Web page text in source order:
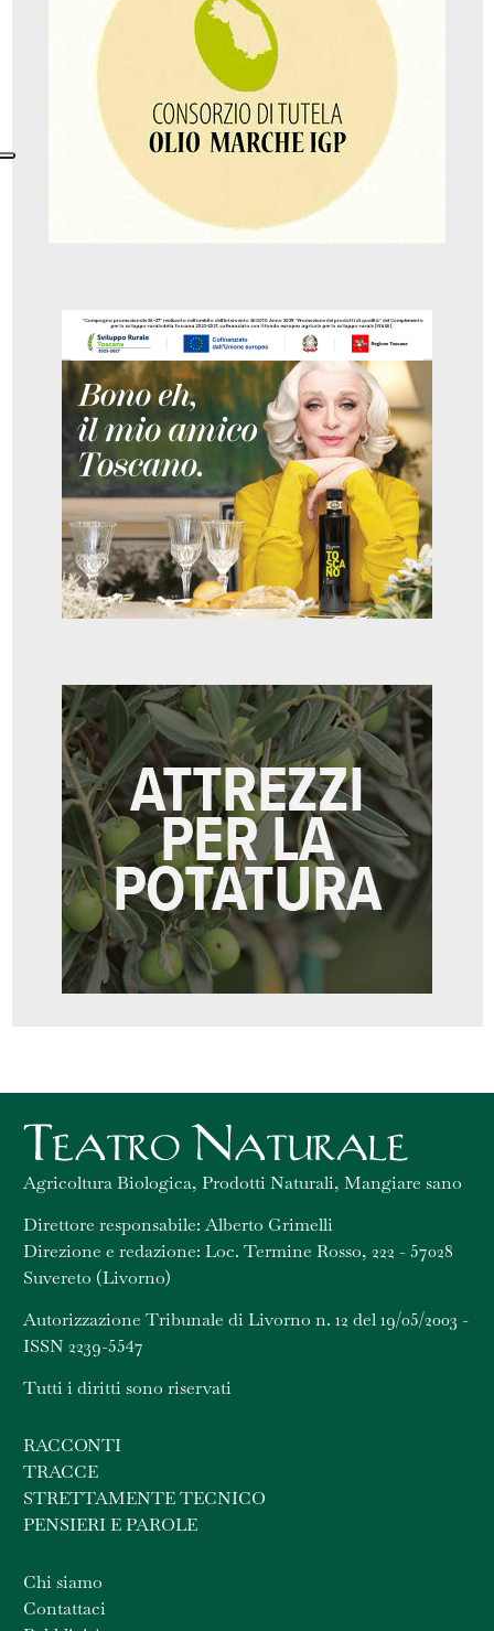
Agricoltura Biologica, Prodotti Naturali, Mangiare sano
Direttore responsabile: Alberto Grimelli
Direzione e redazione: Loc. Termine Rosso, 222 - 57028
Suvereto (Livorno)
Autorizzazione Tribunale di Livorno n. 12 del 19/05/2003 -
ISSN 2239-5547
Tutti i diritti sono riservati
RACCONTI
TRACCE
STRETTAMENTE TECNICO
PENSIERI E PAROLE
Chi siamo
Contattaci